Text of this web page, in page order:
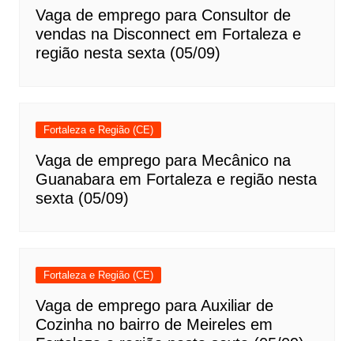
Vaga de emprego para Consultor de
vendas na Disconnect em Fortaleza e
região nesta sexta (05/09)
Fortaleza e Região (CE)
Vaga de emprego para Mecânico na
Guanabara em Fortaleza e região nesta
sexta (05/09)
Fortaleza e Região (CE)
Vaga de emprego para Auxiliar de
Cozinha no bairro de Meireles em